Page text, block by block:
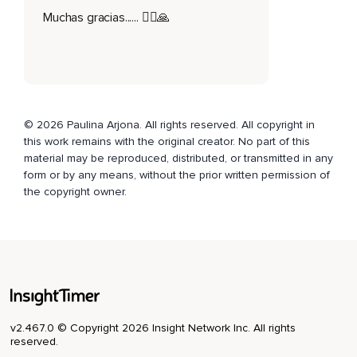
acomodo en las profundidades de tu cadera y conviértete
que el sol viaja en el cielo cambiando el color de la
montaña la noche sigue al día y el día sigue a la noche,
A pesar del constante cambio la montaña permanece ella
misma observando mientras las estaciones y los climas
cambian momento a momento,
En ontoño la montaña puede llevar colores intensos
brillantes de fuego,
Muchas gracias...... 🧘‍♂️🙏
© 2026 Paulina Arjona. All rights reserved. All copyright in
this work remains with the original creator. No part of this
material may be reproduced, distributed, or transmitted in any
form or by any means, without the prior written permission of
the copyright owner.
v2.467.0 © Copyright 2026 Insight Network Inc. All rights
reserved.